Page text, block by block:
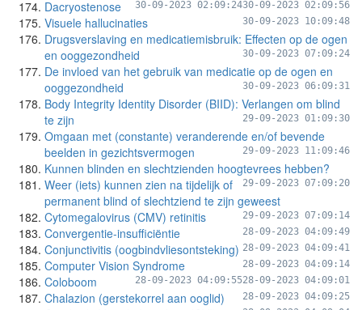
30-09-2023 02:09:56
Dacryostenose 30-09-2023 02:09:24
Visuele hallucinaties 30-09-2023 10:09:48
Drugsverslaving en medicatiemisbruik: Effecten op de ogen
en ooggezondheid
30-09-2023 07:09:24
De invloed van het gebruik van medicatie op de ogen en
ooggezondheid
30-09-2023 06:09:31
Body Integrity Identity Disorder (BIID): Verlangen om blind
te zijn
29-09-2023 01:09:30
Omgaan met (constante) veranderende en/of bevende
beelden in gezichtsvermogen
29-09-2023 11:09:46
Kunnen blinden en slechtzienden hoogtevrees hebben?
29-09-2023 07:09:20
Weer (iets) kunnen zien na tijdelijk of
permanent blind of slechtziend te zijn geweest
29-09-2023 07:09:14
Cytomegalovirus (CMV) retinitis
28-09-2023 04:09:49
Convergentie-insufficiëntie
28-09-2023 04:09:41
Conjunctivitis (oogbindvliesontsteking)
28-09-2023 04:09:14
Computer Vision Syndrome
28-09-2023 04:09:01
Coloboom 28-09-2023 04:09:55
Chalazion (gerstekorrel aan ooglid) 28-09-2023 04:09:25